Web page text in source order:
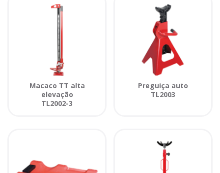
Macaco TT alta
elevação
TL2002-3
Preguiça auto
TL2003